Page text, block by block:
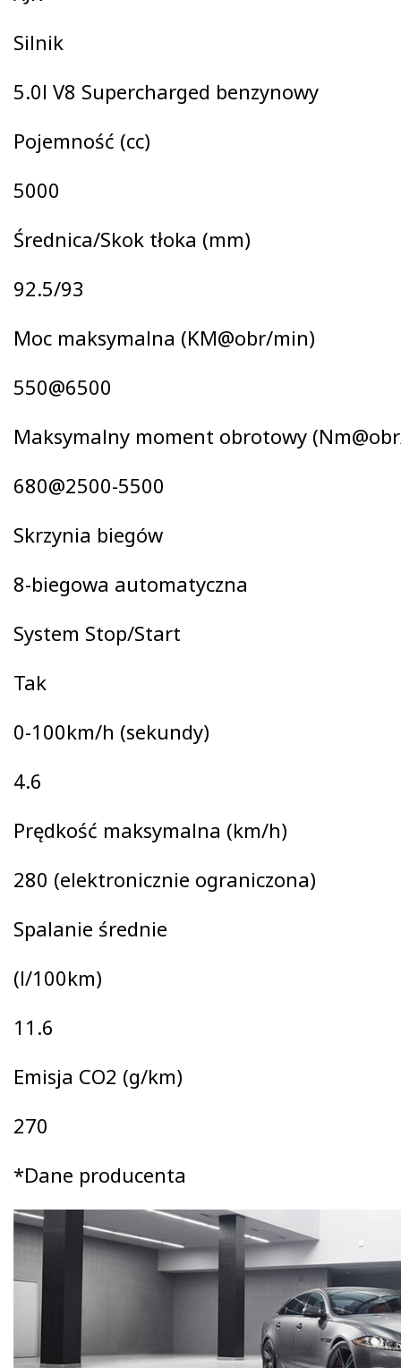
Silnik
5.0l V8 Supercharged benzynowy
Pojemność (cc)
5000
Średnica/Skok tłoka (mm)
92.5/93
Moc maksymalna (KM@obr/min)
550@6500
Maksymalny moment obrotowy
680@2500-5500
Skrzynia biegów
8-biegowa automatyczna
System Stop/Start
Tak
0-100km/h (sekundy)
4.6
Prędkość maksymalna (km/h)
280 (elektronicznie ograniczona)
Spalanie średnie
(l/100km)
11.6
Emisja CO2 (g/km)
270
*Dane producenta